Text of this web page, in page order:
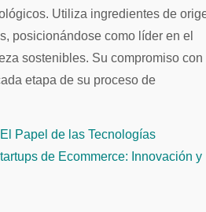
Utiliza ingredientes de
posicionándose como líder en el
sostenibles. Su compromiso con
etapa de su proceso de
El Papel de las Tecnologías
de Ecommerce: Innovación y